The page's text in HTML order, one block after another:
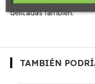
Estas toallitas estan
delicadas también.
TAMBIÉN